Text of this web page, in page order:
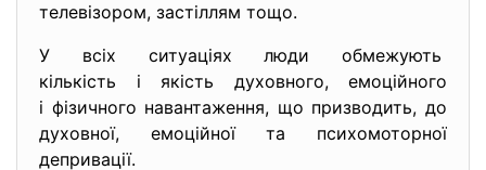
телевізором, застіллям тощо.
У всіх ситуаціях люди обмежують
кількість і якість духовного, емоційного
і фізичного навантаження, що призводить, до
духовної, емоційної та психомоторної
депривації.